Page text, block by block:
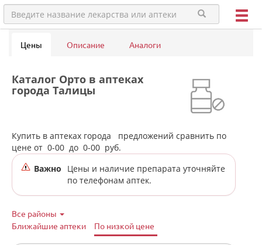
Цены Описание Аналоги
Каталог Орто в аптеках
города Талицы
Купить в аптеках города
предложений сравнить по
цене от 0-00 до 0-00 руб.
Важно
Цены и наличие препарата уточняйте
по телефонам аптек.
Все районы
Ближайшие аптеки
По низкой цене